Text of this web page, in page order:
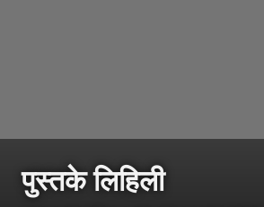
पुस्तके लिहिली